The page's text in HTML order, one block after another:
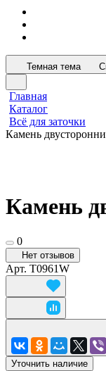
Темная тема
Главная
Каталог
Всё для заточки
Камень
Камень
0
Нет отзывов
Арт. T0961W
Уточнить наличие